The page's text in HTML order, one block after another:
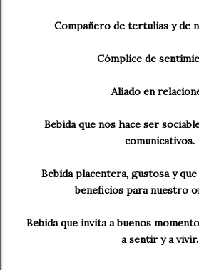
Compañero de tertulias y de
Cómplice de
Aliado en
Bebida que nos hace ser
comunicativos.
Bebida placentera, gustosa y
beneficios para nuestro
Bebida que invita a buenos
a sentir y a vivir.